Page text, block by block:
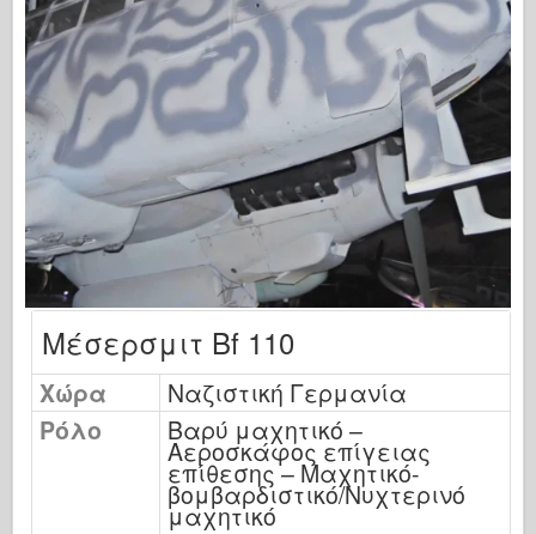
Εκδόσεις Όσπρεϊ
Σήμα μοίρας
Ισχύς δεξαμενής
Φορτηγά & δεξαμενές
Γουάφεν-Άρσεναλ
Wydγουνίτβο Μιλιέντα
Μακέτες
Ακαδημία
Μοντέλα Άσσου
Λέσχη AFV
Αερόφωτο
Αεροπορία
Μοντέλο AZ
Μαύρο σκυλί
Μέσερσμιτ Bf 110
Χώρα
Ναζιστική Γερμανία
Ρόλο
Βαρύ μαχητικό –
Αεροσκάφος επίγειας
επίθεσης – Μαχητικό-
βομβαρδιστικό/Νυχτερινό
μαχητικό